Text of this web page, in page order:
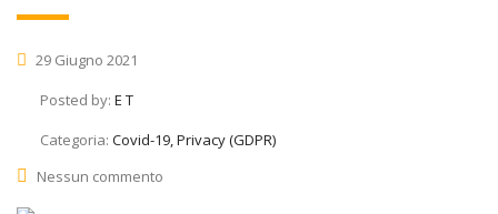
29 Giugno 2021
Posted by: E T
Categoria: Covid-19, Privacy (GDPR)
Nessun commento